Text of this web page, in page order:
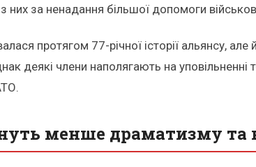
них за ненадання більшої допомоги
протягом 77-річної історії альянсу,
деякі члени наполягають на
менше драматизму та